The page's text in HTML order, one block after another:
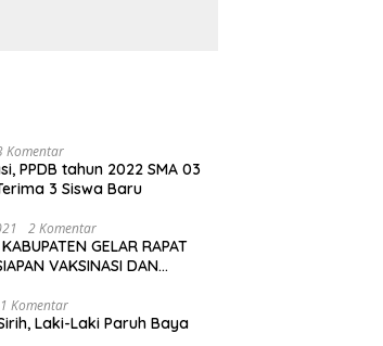
Komentar
PPDB tahun 2022 SMA 03
3 Siswa Baru
2 Komentar
GELAR RAPAT
VAKSINASI DAN
1 Komentar
Laki-Laki Paruh Baya